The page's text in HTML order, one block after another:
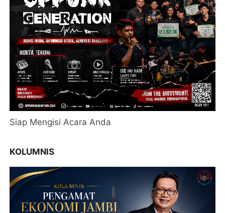
Siap Mengisi Acara Anda
KOLUMNIS